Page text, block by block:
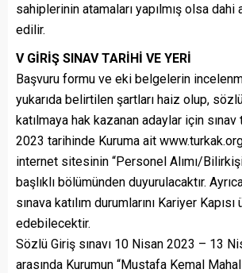
sahiplerinin atamaları yapılmış olsa dahi
edilir.
V GİRİŞ SINAV TARİHİ VE YERİ
Başvuru formu ve eki belgelerin
yukarıda belirtilen şartları haiz olup,
katılmaya hak kazanan adaylar için
2023 tarihinde Kuruma ait
internet sitesinin “Personel Alımı/
başlıklı bölümünden duyurulacaktır.
sınava katılım durumlarını Kariyer
edebilecektir.
Sözlü Giriş sınavı 10 Nisan 2023 – 13
arasında Kurumun “Mustafa Kemal